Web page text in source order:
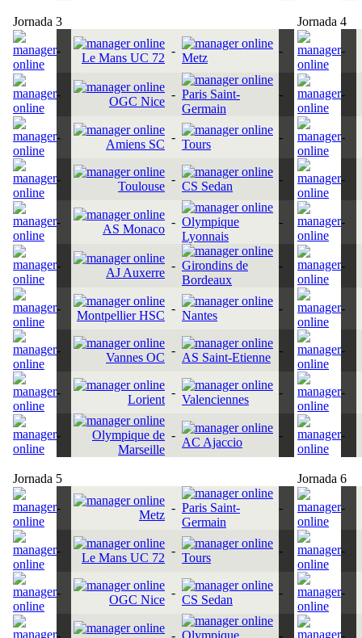
Jornada 3 Jornada 4
-
Le Mans UC 72
-
Metz
- -
-
OGC Nice
- Paris Saint-
Germain
- -
-
Amiens SC
-
Tours
- -
-
Toulouse
-
CS Sedan
- -
-
AS Monaco
- Olympique
Lyonnais
- -
-
AJ Auxerre
- Girondins de
Bordeaux
- -
-
Montpellier HSC
-
Nantes
- -
-
Vannes OC
-
AS Saint-Etienne
- -
-
Lorient
-
Valenciennes
- -
-
Olympique de
Marseille
-
AC Ajaccio
- -
Jornada 5 Jornada 6
-
Metz
- Paris Saint-
Germain
- -
-
Le Mans UC 72
-
Tours
- -
-
OGC Nice
-
CS Sedan
- -
- - Olympique - -